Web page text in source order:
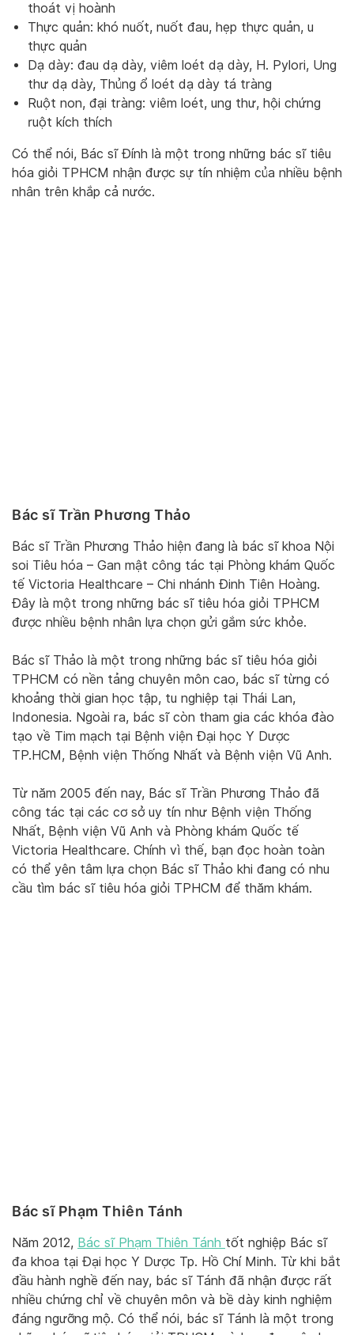
thoát vị hoành
Thực quản: khó nuốt, nuốt đau, hẹp thực quản, u
thực quản
Dạ dày: đau dạ dày, viêm loét dạ dày, H. Pylori, Ung
thư dạ dày, Thủng ổ loét dạ dày tá tràng
Ruột non, đại tràng: viêm loét, ung thư, hội chứng
ruột kích thích
Có thể nói, Bác sĩ Đính là một trong những bác sĩ tiêu
hóa giỏi TPHCM nhận được sự tín nhiệm của nhiều bệnh
nhân trên khắp cả nước.
Bác sĩ Trần Phương Thảo
Bác sĩ Trần Phương Thảo hiện đang là bác sĩ khoa Nội
soi Tiêu hóa – Gan mật công tác tại Phòng khám Quốc
tế Victoria Healthcare – Chi nhánh Đinh Tiên Hoàng.
Đây là một trong những bác sĩ tiêu hóa giỏi TPHCM
được nhiều bệnh nhân lựa chọn gửi gắm sức khỏe.
Bác sĩ Thảo là một trong những bác sĩ tiêu hóa giỏi
TPHCM có nền tảng chuyên môn cao, bác sĩ từng có
khoảng thời gian học tập, tu nghiệp tại Thái Lan,
Indonesia. Ngoài ra, bác sĩ còn tham gia các khóa đào
tạo về Tim mạch tại Bệnh viện Đại học Y Dược
TP.HCM, Bệnh viện Thống Nhất và Bệnh viện Vũ Anh.
Từ năm 2005 đến nay, Bác sĩ Trần Phương Thảo đã
công tác tại các cơ sở uy tín như Bệnh viện Thống
Nhất, Bệnh viện Vũ Anh và Phòng khám Quốc tế
Victoria Healthcare. Chính vì thế, bạn đọc hoàn toàn
có thể yên tâm lựa chọn Bác sĩ Thảo khi đang có nhu
cầu tìm bác sĩ tiêu hóa giỏi TPHCM để thăm khám.
Bác sĩ Phạm Thiên Tánh
Năm 2012, Bác sĩ Phạm Thiên Tánh tốt nghiệp Bác sĩ
đa khoa tại Đại học Y Dược Tp. Hồ Chí Minh. Từ khi bắt
đầu hành nghề đến nay, bác sĩ Tánh đã nhận được rất
nhiều chứng chỉ về chuyên môn và bề dày kinh nghiệm
đáng ngưỡng mộ. Có thể nói, bác sĩ Tánh là một trong